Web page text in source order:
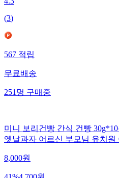
4.3
(3)
567적립
무료배송
251명구매중
미니 보리건빵 간식 건빵
옛날과자 어르신 부모님 유치
8,000원